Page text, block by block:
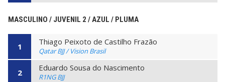
MASCULINO / JUVENIL 2 / AZUL / PLUMA
1 Thiago Peixoto de Castilho Frazão
Qatar BJJ / Vision Brasil
2 Eduardo Sousa do Nascimento
R1NG BJJ